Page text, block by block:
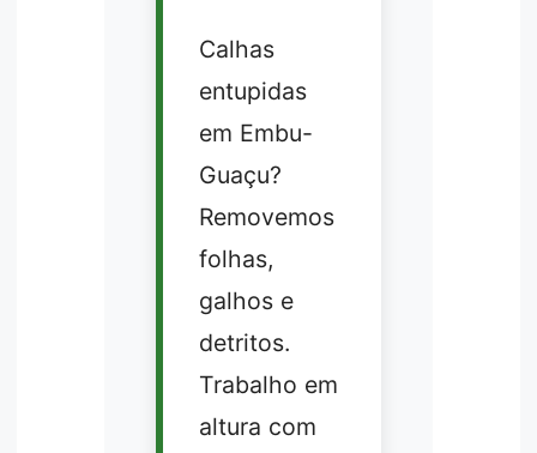
Calhas
entupidas
em Embu-
Guaçu?
Removemos
folhas,
galhos e
detritos.
Trabalho em
altura com